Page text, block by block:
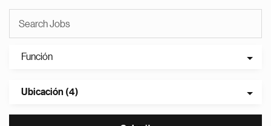
Función
Ubicación (4)